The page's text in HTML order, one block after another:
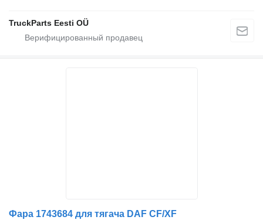
TruckParts Eesti OÜ
Фара 1743684 для тягача DAF CF/XF